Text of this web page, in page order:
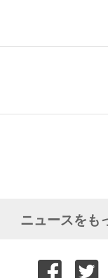
ニュースをも